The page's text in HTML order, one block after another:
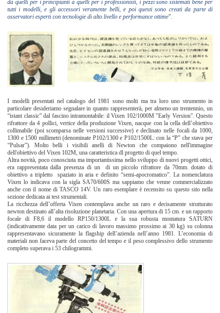
da quelli per i principianti a quelli per i professionisti, i pezzi sono sistemati bene per
tutti i modelli, e gli accessori veramente belli, e poi questi sono creati da parte di
osservatori esperti con tecnologie di alto livello e performance ottime”.
I modelli presentati nel catalogo del 1981 sono molti ma tra loro uno strumento in
particolare desideriamo segnalare in quanto rappresenterà, per almeno un trentennio, un
“istant classic” dal fascino intramontabile: il Vixen 102/1000M "Early Version". Questo
rifrattore da 4 pollici, vertice della produzione Vixen, nacque con la cella dell’obiettivo
collimabile (poi scomparsa nelle versioni successive) e declinato nelle focali da 1000,
1300 e 1500 millimetri (denominate P102/1300 e P102/1500L: con la “P” che stava per
“Pulsar”). Molto belli i visibili anelli di Newton che compaiono nell'immagine
dell'obiettivo del Vixen 102M, una caratteristica dl progetto di quel tempo.
Altra novità, poco conosciuta ma importantissima nello sviluppo di nuovi progetti ottici,
era rappresentata dalla presenza di un di un piccolo rifrattore da 70mm. dotato di
obiettivo a tripletto spaziato in aria e definito “semi-apocromatico”. La nomenclatura
Vixen lo indicava con la sigla SA70/600S ma sappiamo che venne commercializzato
anche con il nome di TASCO 14V. Un raro esemplare è recensito su questo sito nella
sezione dedicata ai test strumentali.
La ricchezza dell’offerta Vixen contemplava anche un raro e decisamente strutturato
newton destinato all’alta risoluzione planetaria. Con una apertura di 15 cm. e un rapporto
focale di F8,6 il modello RP150/1300L e la sua robusta montatura SATURN
(indicativamente data per un carico di lavoro massimo prossimo ai 30 kg) su colonna
rappresentavano sicuramente la flagship dell’azienda nell’anno 1981. L’economia di
materiali non faceva parte del concetto del tempo e il peso complessivo dello strumento
completo superava i 53 chilogrammi.